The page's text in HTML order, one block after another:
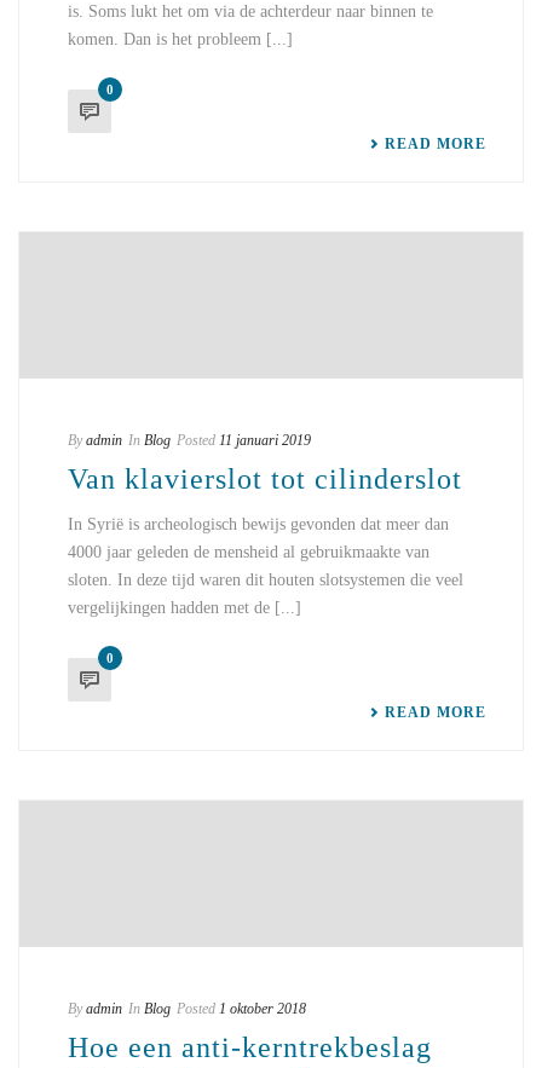
is. Soms lukt het om via de achterdeur naar binnen te
komen. Dan is het probleem [...]
0
READ MORE
By admin In Blog Posted 11 januari 2019
Van klavierslot tot cilinderslot
In Syrië is archeologisch bewijs gevonden dat meer dan
4000 jaar geleden de mensheid al gebruikmaakte van
sloten. In deze tijd waren dit houten slotsystemen die veel
vergelijkingen hadden met de [...]
0
READ MORE
By admin In Blog Posted 1 oktober 2018
Hoe een anti-kerntrekbeslag